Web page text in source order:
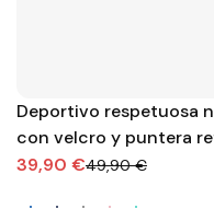
Deportivo respetuosa
con velcro y puntera
39,90 €49,90 €